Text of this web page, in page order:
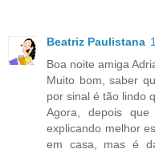
Beatriz Paulistana
Boa noite amiga
Muito bom, saber
por sinal é tão lindo
Agora, depois
explicando melhor
em casa, mas é